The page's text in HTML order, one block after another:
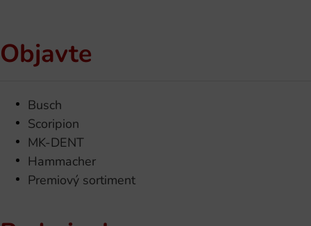
Objavte
Busch
Scoripion
MK-DENT
Hammacher
Premiový sortiment